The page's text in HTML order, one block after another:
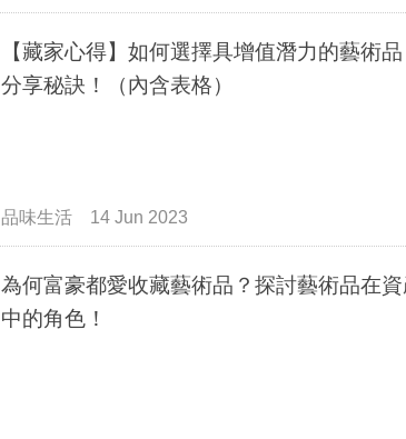
【藏家心得】如何選擇具增值潛力的藝術
分享秘訣！（內含表格）
品味生活 14 Jun 2023
為何富豪都愛收藏藝術品？探討藝術品在
中的角色！